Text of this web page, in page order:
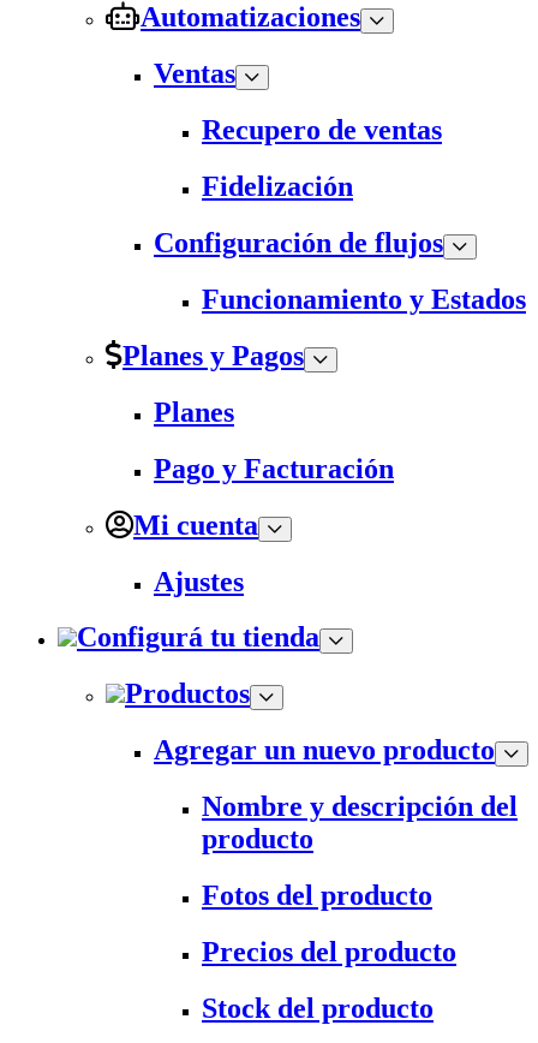
Automatizaciones
Ventas
Recupero de ventas
Fidelización
Configuración de flujos
Funcionamiento y Estados
Planes y Pagos
Planes
Pago y Facturación
Mi cuenta
Ajustes
Configurá tu tienda
Productos
Agregar un nuevo producto
Nombre y descripción del
producto
Fotos del producto
Precios del producto
Stock del producto